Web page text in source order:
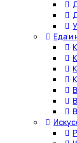
Еда и